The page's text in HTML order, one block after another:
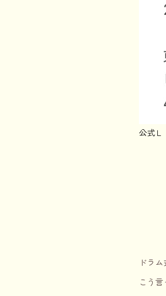
公式Ｌ
ドラ
こう